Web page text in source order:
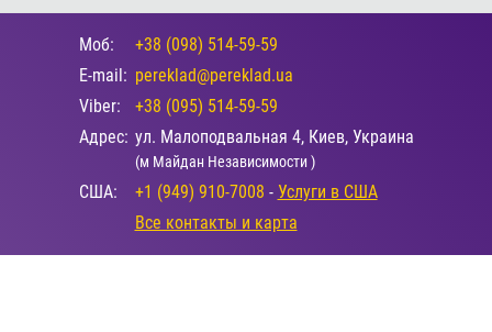
Моб:
+38 (098) 514-59-59
E-mail: pereklad@pereklad.ua
Viber:
+38 (095) 514-59-59
Адрес: ул. Малоподвальная 4, Киев, Украина
(м Майдан Независимости )
США: +1 (949) 910-7008 - Услуги в США
Все контакты и карта